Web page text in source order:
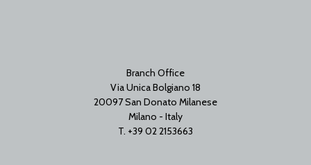
Branch Office
Via Unica Bolgiano 18
20097 San Donato Milanese
Milano - Italy
T. +39 02 2153663